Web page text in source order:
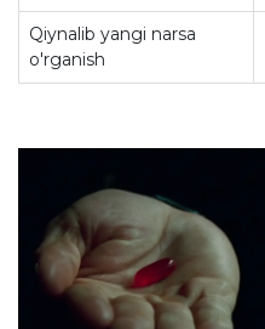
Qiynalib yangi narsa
o'rganish